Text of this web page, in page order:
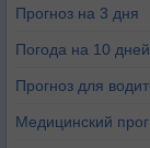
Прогноз на 3 дня
Погода на 10 дней
Прогноз для
Медицинский